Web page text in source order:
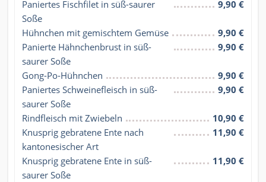
Paniertes Fischfilet in süß-saurer
Soße
9,90 €
Hühnchen mit gemischtem Gemüse
9,90 €
Panierte Hähnchenbrust in süß-
saurer Soße
9,90 €
Gong-Po-Hühnchen
9,90 €
Paniertes Schweinefleisch in süß-
saurer Soße
9,90 €
Rindfleisch mit Zwiebeln
10,90 €
Knusprig gebratene Ente nach
kantonesischer Art
11,90 €
Knusprig gebratene Ente in süß-
saurer Soße
11,90 €